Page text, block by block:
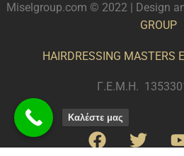
Miselgroup.com © 2022 | Design
GROUP
HAIRDRESSING MASTERS
Γ.Ε.Μ.Η.
Καλέστε μας